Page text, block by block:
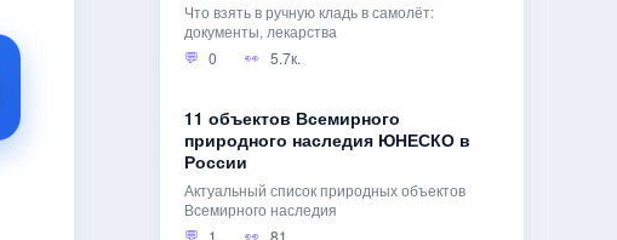
Что взять в ручную кладь в самолёт:
документы, лекарства
0
5.7к.
11 объектов Всемирного
природного наследия ЮНЕСКО в
России
Актуальный список природных объектов
Всемирного наследия
1
81